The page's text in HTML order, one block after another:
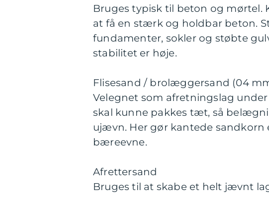
Bruges typisk til beton og mørtel.
at få en stærk og holdbar beton.
fundamenter, sokler og støbte
stabilitet er høje.
Flisesand / brolæggersand (04
Velegnet som afretningslag
skal kunne pakkes tæt, så
ujævn. Her gør kantede sandkorn
bæreevne.
Afrettersand
Bruges til at skabe et helt jævnt